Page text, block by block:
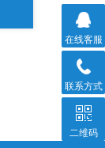
在线客服
联系方式
二维码